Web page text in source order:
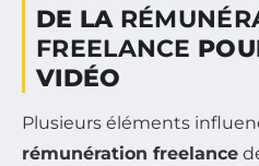
DE LA
FREELANCE
VIDÉO
Plusieurs éléments
rémunération freelance